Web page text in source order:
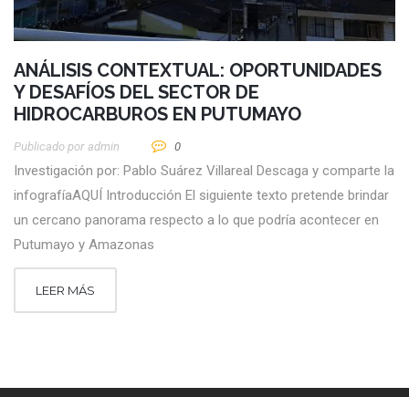
ANÁLISIS CONTEXTUAL: OPORTUNIDADES
Y DESAFÍOS DEL SECTOR DE
HIDROCARBUROS EN PUTUMAYO
Publicado por Admin 0
Investigación por: Pablo Suárez Villareal Descaga y comparte la
infografíaAQUÍ Introducción El siguiente texto pretende brindar
un cercano panorama respecto a lo que podría acontecer en
Putumayo y Amazonas
LEER MÁS